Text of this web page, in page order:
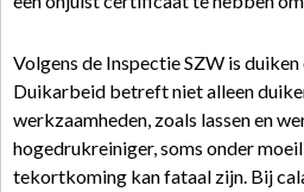
Volgens de Inspectie SZW is
Duikarbeid betreft niet alleen
werkzaamheden, zoals lassen en
hogedrukreiniger, soms onder
tekortkoming kan fataal zijn. Bij